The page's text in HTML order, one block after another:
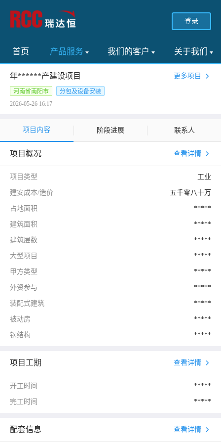
登录
首页 产品服务 我们的客户 关于我们
年******产建设项目 更多项目
河南省南阳市
分包及设备安装
2026-05-26 16:17
项目内容 阶段进展 联系人
项目概况 查看详情
项目类型 工业
建安成本/造价 五千零八十万
占地面积 *****
建筑面积 *****
建筑层数 *****
大型项目 *****
甲方类型 *****
外资参与 *****
装配式建筑 *****
被动房 *****
钢结构 *****
项目工期 查看详情
开工时间 *****
完工时间 *****
配套信息 查看详情